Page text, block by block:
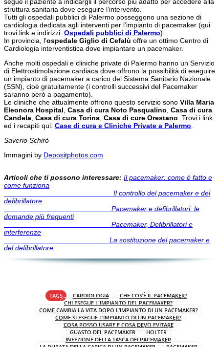
struttura sanitaria dove eseguire l’intervento.
Tutti gli ospedali pubblici di Palermo posseggono una sezione di
cardiologia dedicata agli interventi per l’impianto di pacemaker (qui
trovi link e indirizzi: Ospedali pubblici di Palermo).
In provincia, l’ospedale Giglio di Cefalù offre un ottimo Centro di
Cardiologia interventistica dove impiantare un pacemaker.
Anche molti ospedali e cliniche private di Palermo hanno un Servizio
di Elettrostimolazione cardiaca dove offrono la possibilità di eseguire
un impianto di pacemaker a carico del Sistema Sanitario Nazionale
(SSN), cioè gratuitamente (i controlli successivi del Pacemaker
saranno però a pagamento).
Le cliniche che attualmente offrono questo servizio sono Villa Maria
Eleonora Hospital Casa di cura Noto Pasqualino Casa di cura
Candela Casa di cura Torina Casa di cure Orestano . Trovi i link
ed i recapiti qui: Case di cura e Cliniche Private a Palermo
Saverio Schirò
Immagini by Depositphotos.com
Articoli che ti possono interessare: Il pacemaker: come è fatto e
come funziona
Il controllo del pacemaker e del
defibrillatore
Pacemaker e defibrillatori: le
domande più frequenti
Pacemaker, Defibrillatori e
interferenze
La sostituzione del pacemaker e
del defibrillatore
TAGS CARDIOLOGIA
CHE COS’È IL PACEMAKER?
CHI ESEGUE L'IMPIANTO DEL PACEMAKER?
COME CAMBIA LA VITA DOPO L’IMPIANTO DI UN PACEMAKER?
COME SI ESEGUE L’IMPIANTO DI UN PACEMAKER?
COSA POSSO USARE E COSA DEVO EVITARE
GUASTO DEL PACEMAKER
HOLTER
INFEZIONE DELLA TASCA DELPACEMAKER